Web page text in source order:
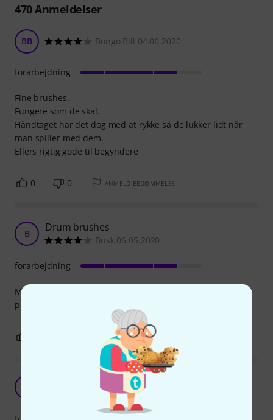
470Anmeldelser
BB Bongo Bill 04.06.2020
Fine brushes.
Fungere som de skal.
Håndtaget har det dog med at rykke så de lukker lidt når
man spiller med dem.
Ellers rigtig gode til begyndere
forarbejdning
0 0 ANMELD BEDØMMELSE
B Drum brushes
Busk 06.05.2020
My drums are electric, but I use them for my other
percussion instruments like cajón or even djembe,
forarbejdning
ANMELD BEDØMMELSE
gik lidt hurtigt i stykker.
golle 10.04.2020